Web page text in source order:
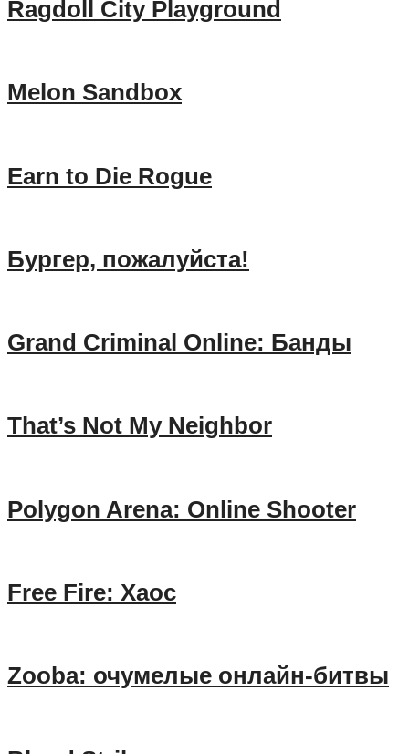
Ragdoll City Playground
Melon Sandbox
Earn to Die Rogue
Бургер, пожалуйста!
Grand Criminal Online: Банды
That’s Not My Neighbor
Polygon Arena: Online Shooter
Free Fire: Хаос
Zooba: очумелые онлайн-битвы